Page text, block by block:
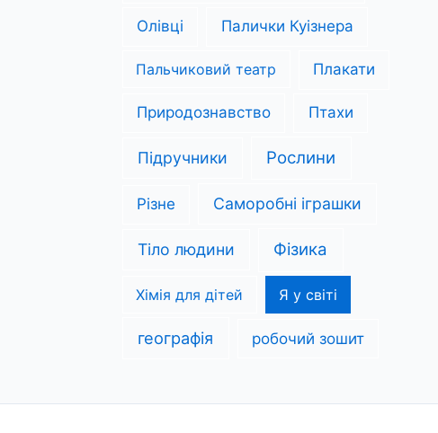
Олівці Палички Куізнера
Пальчиковий театр Плакати
Природознавство Птахи
Підручники Рослини
Різне Саморобні іграшки
Тіло людини Фізика
Хімія для дітей Я у світі
географія робочий зошит